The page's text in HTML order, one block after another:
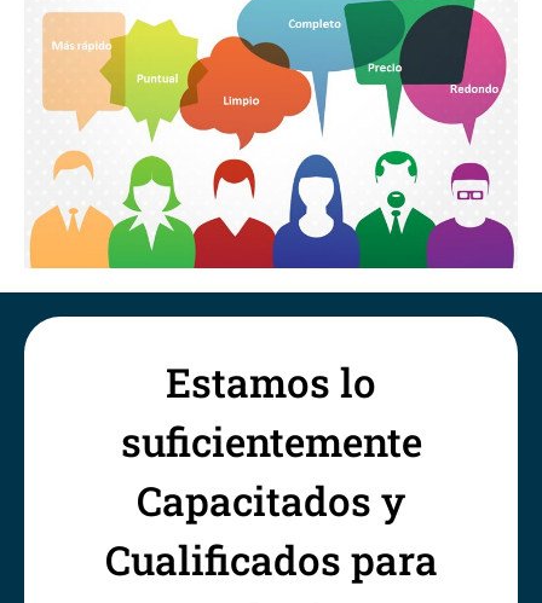
Estamos lo
suficientemente
Capacitados y
Cualificados para